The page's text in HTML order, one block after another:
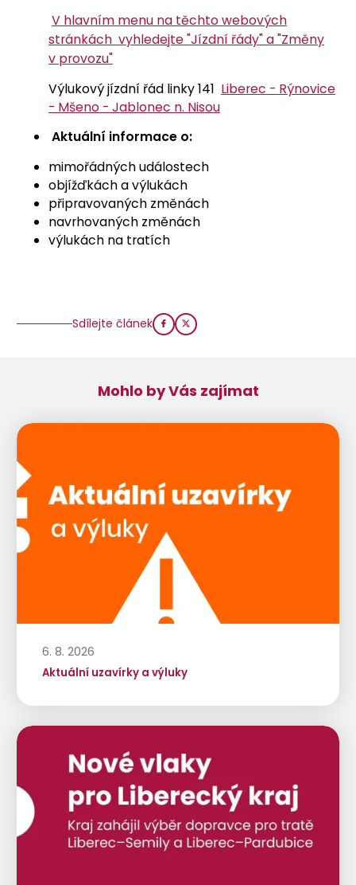
V hlavním menu na těchto webových
stránkách vyhledejte "Jízdní řády" a "Změny
v provozu"
Výlukový jízdní řád linky 141 Liberec - Rýnovice
- Mšeno - Jablonec n. Nisou
Aktuální informace o:
mimořádných událostech
objížďkách a výlukách
připravovaných změnách
navrhovaných změnách
výlukách na tratích
Sdílejte článek
Mohlo by Vás zajímat
6. 8. 2026
Aktuální uzavírky a výluky